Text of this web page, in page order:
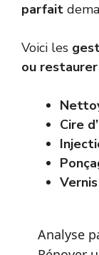
parfait
Voici les
ou restaurer
Cire
Analyse